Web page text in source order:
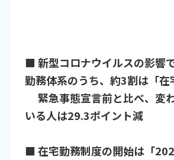
■ 新型コロナウイルスの影響
勤務体系のうち、約3割は「在
緊急事態宣言前と比べ、変
いる人は29.3ポイント減
■ 在宅勤務制度の開始は「